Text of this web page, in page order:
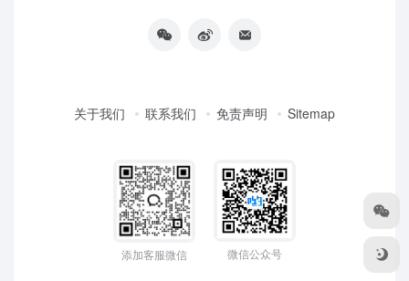
关于我们 联系我们 免责声明 Sitemap
添加客服微信 微信公众号